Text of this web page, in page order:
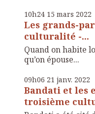
10h24 15 mars 2022
Les grands-
culturalité -...
Quand on habite
qu’on épouse...
09h06 21 janv. 2022
Bandati et les
troisième